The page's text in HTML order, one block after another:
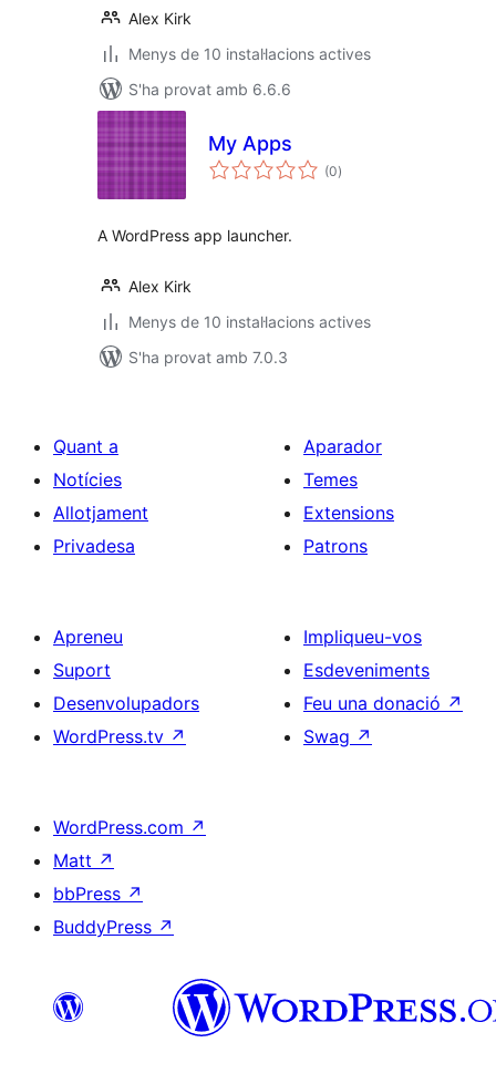
Alex Kirk
Menys de 10 instal·lacions actives
S'ha provat amb 6.6.6
My Apps
(0puntuacions
totals
)
A WordPress app launcher.
Alex Kirk
Menys de 10 instal·lacions actives
S'ha provat amb 7.0.3
Quant a
Notícies
Allotjament
Privadesa
Aparador
Temes
Extensions
Patrons
Apreneu
Suport
Desenvolupadors
WordPress.tv ↗
Impliqueu-vos
Esdeveniments
Feu una donació ↗
Swag ↗
WordPress.com ↗
Matt ↗
bbPress ↗
BuddyPress ↗